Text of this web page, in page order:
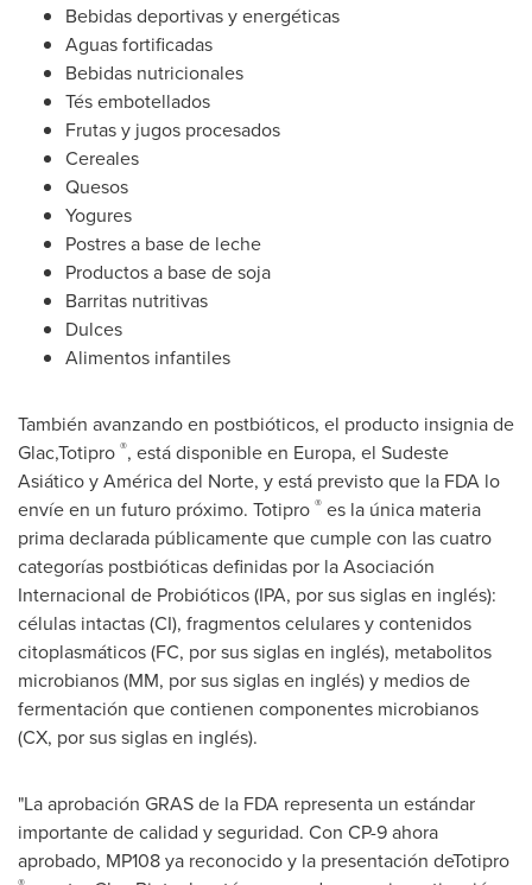
Bebidas deportivas y energéticas
Aguas fortificadas
Bebidas nutricionales
Tés embotellados
Frutas y jugos procesados
Cereales
Quesos
Yogures
Postres a base de leche
Productos a base de soja
Barritas nutritivas
Dulces
Alimentos infantiles
También avanzando en postbióticos, el producto insignia de
Glac,Totipro ®, está disponible en Europa, el Sudeste
Asiático y América del Norte, y está previsto que la FDA lo
envíe en un futuro próximo. Totipro ® es la única materia
prima declarada públicamente que cumple con las cuatro
categorías postbióticas definidas por la Asociación
Internacional de Probióticos (IPA, por sus siglas en inglés):
células intactas (CI), fragmentos celulares y contenidos
citoplasmáticos (FC, por sus siglas en inglés), metabolitos
microbianos (MM, por sus siglas en inglés) y medios de
fermentación que contienen componentes microbianos
(CX, por sus siglas en inglés).
"La aprobación GRAS de la FDA representa un estándar
importante de calidad y seguridad. Con CP-9 ahora
aprobado, MP108 ya reconocido y la presentación deTotipro